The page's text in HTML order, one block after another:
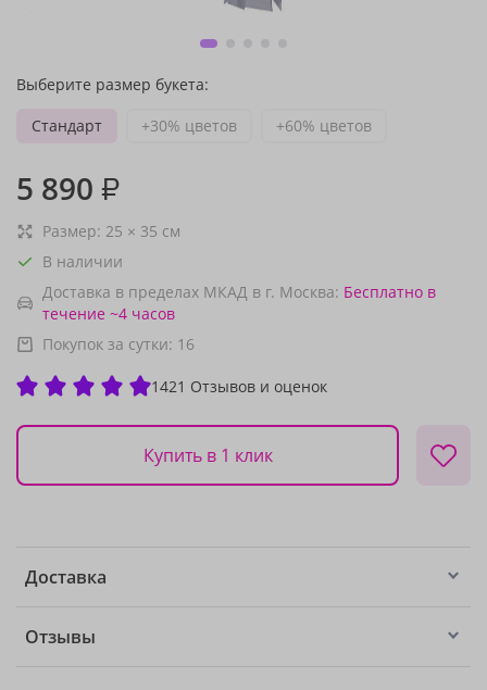
Выберите размер букета:
Стандарт
+30% цветов +60% цветов
5 890 ₽
Размер: 25 × 35 см
В наличии
Доставка в пределах МКАД в г. Москва: Бесплатно в
течение ~4 часов
Покупок за сутки: 16
1421 Отзывов и оценок
Купить в 1 клик
Доставка
Отзывы